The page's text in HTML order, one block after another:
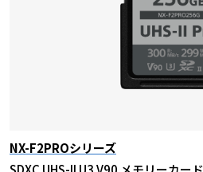
NX-F2PROシリーズ